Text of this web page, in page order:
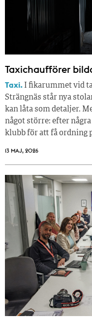
Taxichaufförer
Taxi. I fikarummet vid
Strängnäs står nya
kan låta som detaljer.
något större: efter
klubb för att få ordning
13 MAJ, 2026